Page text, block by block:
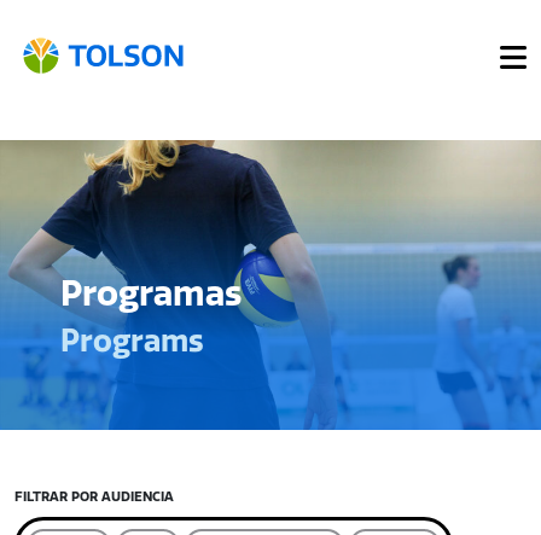
Programas
Programs
FILTRAR POR AUDIENCIA